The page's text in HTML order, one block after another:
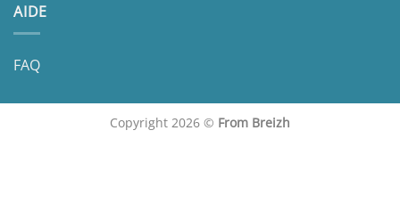
AIDE
FAQ
Copyright 2026 © From Breizh